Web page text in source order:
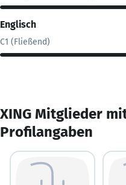
Englisch
C1 (Fließend)
XING Mitglieder
Profilangaben